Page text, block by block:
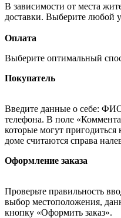
В зависимости от места
доставки. Выберите любой
Оплата
Выберите оптимальный
Покупатель
Введите данные о себе:
телефона. В поле
которые могут пригодиться
доме считаются справа
Оформление заказа
Проверьте правильность
выбор местоположения,
кнопку «Оформить заказ».